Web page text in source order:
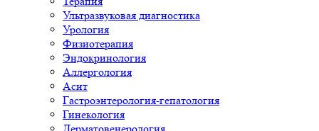
Ультразвуковая диагностика
Урология
Физиотерапия
Эндокринология
Аллергология
Асит
Гастроэнтерология-гепатология
Гинекология